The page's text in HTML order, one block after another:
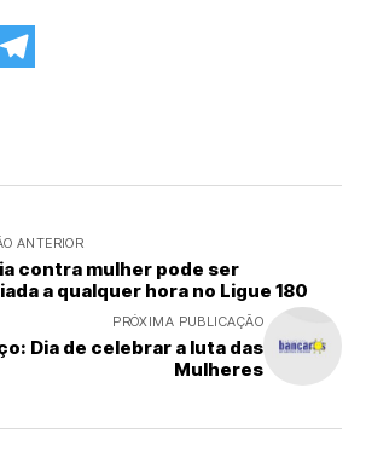
ANTERIOR
contra mulher pode ser
a qualquer hora no Ligue 180
PRÓXIMA PUBLICAÇÃO
Dia de celebrar a luta das
Mulheres